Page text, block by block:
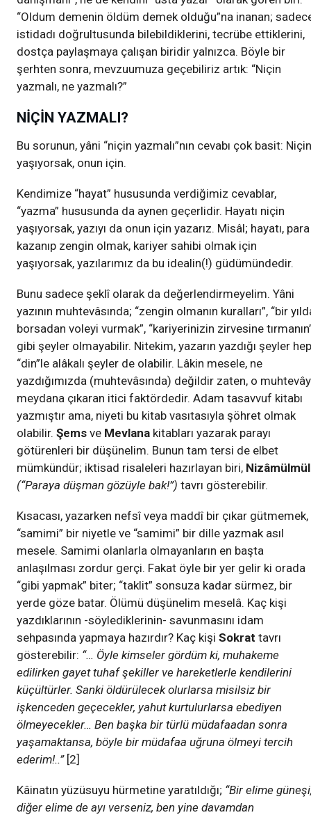
“Oldum demenin öldüm demek olduğu”na inanan;
istidadı doğrultusunda bilebildiklerini, tecrübe ettiklerini,
dostça paylaşmaya çalışan biridir yalnızca. Böyle bir
şerhten sonra, mevzuumuza geçebiliriz artık: “Niçin
yazmalı, ne yazmalı?”
NİÇİN YAZMALI?
Bu sorunun, yâni “niçin yazmalı”nın cevabı çok basit: Niçin
yaşıyorsak, onun için.
Kendimize “hayat” hususunda verdiğimiz cevablar,
“yazma” hususunda da aynen geçerlidir. Hayatı niçin
yaşıyorsak, yazıyı da onun için yazarız. Misâl; hayatı, para
kazanıp zengin olmak, kariyer sahibi olmak için
yaşıyorsak, yazılarımız da bu idealin(!) güdümündedir.
Bunu sadece şeklî olarak da değerlendirmeyelim. Yâni
yazının muhtevâsında; “zengin olmanın kuralları”, “bir
borsadan voleyi vurmak”, “kariyerinizin zirvesine
gibi şeyler olmayabilir. Nitekim, yazarın yazdığı şeyler hep
“din”le alâkalı şeyler de olabilir. Lâkin mesele, ne
yazdığımızda (muhtevâsında) değildir zaten, o
meydana çıkaran itici faktördedir. Adam tasavvuf kitabı
yazmıştır ama, niyeti bu kitab vasıtasıyla şöhret olmak
olabilir. Şems ve Mevlana kitabları yazarak parayı
götürenleri bir düşünelim. Bunun tam tersi de elbet
mümkündür; iktisad risaleleri hazırlayan biri,
(“Paraya düşman gözüyle bak!”) tavrı gösterebilir.
Kısacası, yazarken nefsî veya maddî bir çıkar gütmemek,
“samimi” bir niyetle ve “samimi” bir dille yazmak asıl
mesele. Samimi olanlarla olmayanların en başta
anlaşılması zordur gerçi. Fakat öyle bir yer gelir ki orada
“gibi yapmak” biter; “taklit” sonsuza kadar sürmez, bir
yerde göze batar. Ölümü düşünelim meselâ. Kaç kişi
yazdıklarının -söylediklerinin- savunmasını idam
sehpasında yapmaya hazırdır? Kaç kişi Sokrat tavrı
gösterebilir: “… Öyle kimseler gördüm ki, muhakeme
edilirken gayet tuhaf şekiller ve hareketlerle kendilerini
küçültürler. Sanki öldürülecek olurlarsa misilsiz bir
işkenceden geçecekler, yahut kurtulurlarsa ebediyen
ölmeyecekler… Ben başka bir türlü müdafaadan sonra
yaşamaktansa, böyle bir müdafaa uğruna ölmeyi tercih
ederim!..”[2]
Kâinatın yüzüsuyu hürmetine yaratıldığı; “Bir elime
diğer elime de ayı verseniz, ben yine davamdan